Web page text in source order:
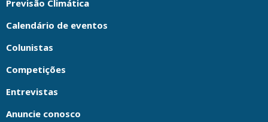
Previsão Climática
Calendário de eventos
Colunistas
Competições
Entrevistas
Anuncie conosco